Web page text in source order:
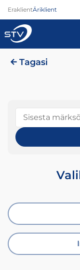
EraklientÄriklient
kontakt@stv.ee
TV
Telefon
Uudised
Tagasi
Sisesta